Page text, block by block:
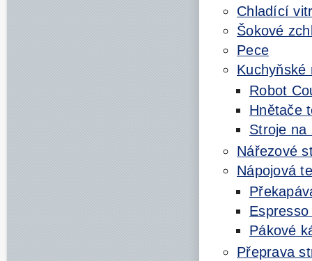
Chladící
Šokové
Pece
Kuchyňské
Robot
Hnětače
Stroje na
Nářezové
Nápojová
Pákové
Přeprava